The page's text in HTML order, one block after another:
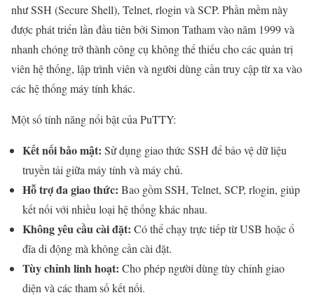
như SSH (Secure Shell), Telnet, rlogin và SCP. Phần mềm này
được phát triển lần đầu tiên bởi Simon Tatham vào năm 1999 và
nhanh chóng trở thành công cụ không thể thiếu cho các quản trị
viên hệ thống, lập trình viên và người dùng cần truy cập từ xa vào
các hệ thống máy tính khác.
Một số tính năng nổi bật của PuTTY:
Kết nối bảo mật: Sử dụng giao thức SSH để bảo vệ dữ liệu
truyền tải giữa máy tính và máy chủ.
Hỗ trợ đa giao thức: Bao gồm SSH, Telnet, SCP, rlogin, giúp
kết nối với nhiều loại hệ thống khác nhau.
Không yêu cầu cài đặt: Có thể chạy trực tiếp từ USB hoặc ổ
đĩa di động mà không cần cài đặt.
Tùy chỉnh linh hoạt: Cho phép người dùng tùy chỉnh giao
diện và các tham số kết nối.